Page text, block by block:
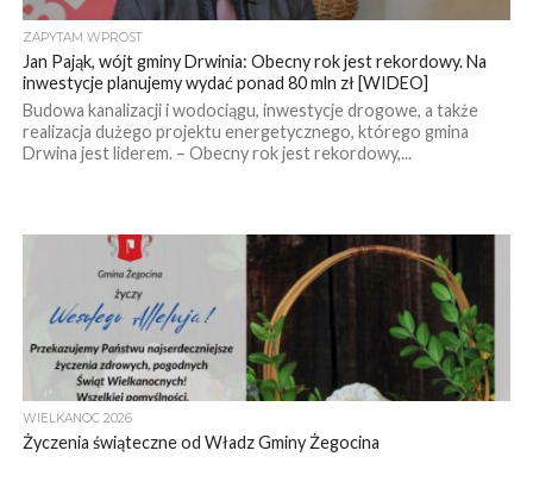
ZAPYTAM WPROST
Jan Pająk, wójt gminy Drwinia: Obecny rok jest rekordowy. Na
inwestycje planujemy wydać ponad 80 mln zł [WIDEO]
Budowa kanalizacji i wodociągu, inwestycje drogowe, a także
realizacja dużego projektu energetycznego, którego gmina
Drwina jest liderem. – Obecny rok jest rekordowy,...
WIELKANOC 2026
Życzenia świąteczne od Władz Gminy Żegocina